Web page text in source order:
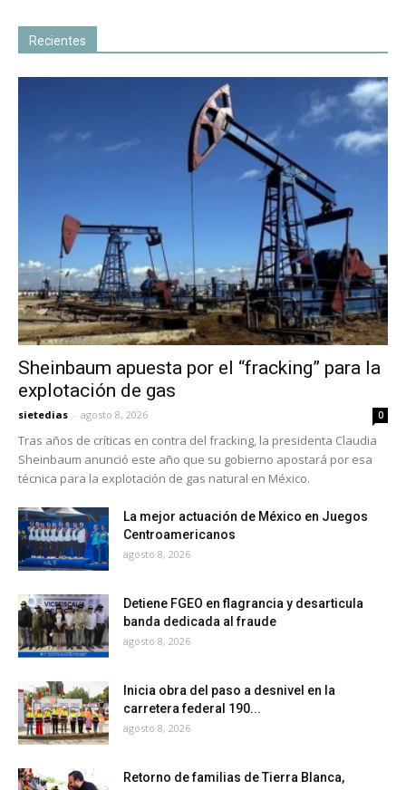
Recientes
Sheinbaum apuesta por el “fracking” para la
explotación de gas
sietedias - agosto 8, 2026 0
Tras años de críticas en contra del fracking, la presidenta Claudia
Sheinbaum anunció este año que su gobierno apostará por esa
técnica para la explotación de gas natural en México.
La mejor actuación de México en Juegos
Centroamericanos
agosto 8, 2026
Detiene FGEO en flagrancia y desarticula
banda dedicada al fraude
agosto 8, 2026
Inicia obra del paso a desnivel en la
carretera federal 190...
agosto 8, 2026
Retorno de familias de Tierra Blanca,